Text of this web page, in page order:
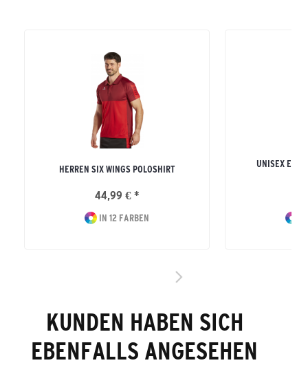
HERREN SIX WINGS POLOSHIRT
44,99 € *
IN 12 FARBEN
UNISEX
KUNDEN HABEN SICH
EBENFALLS ANGESEHEN